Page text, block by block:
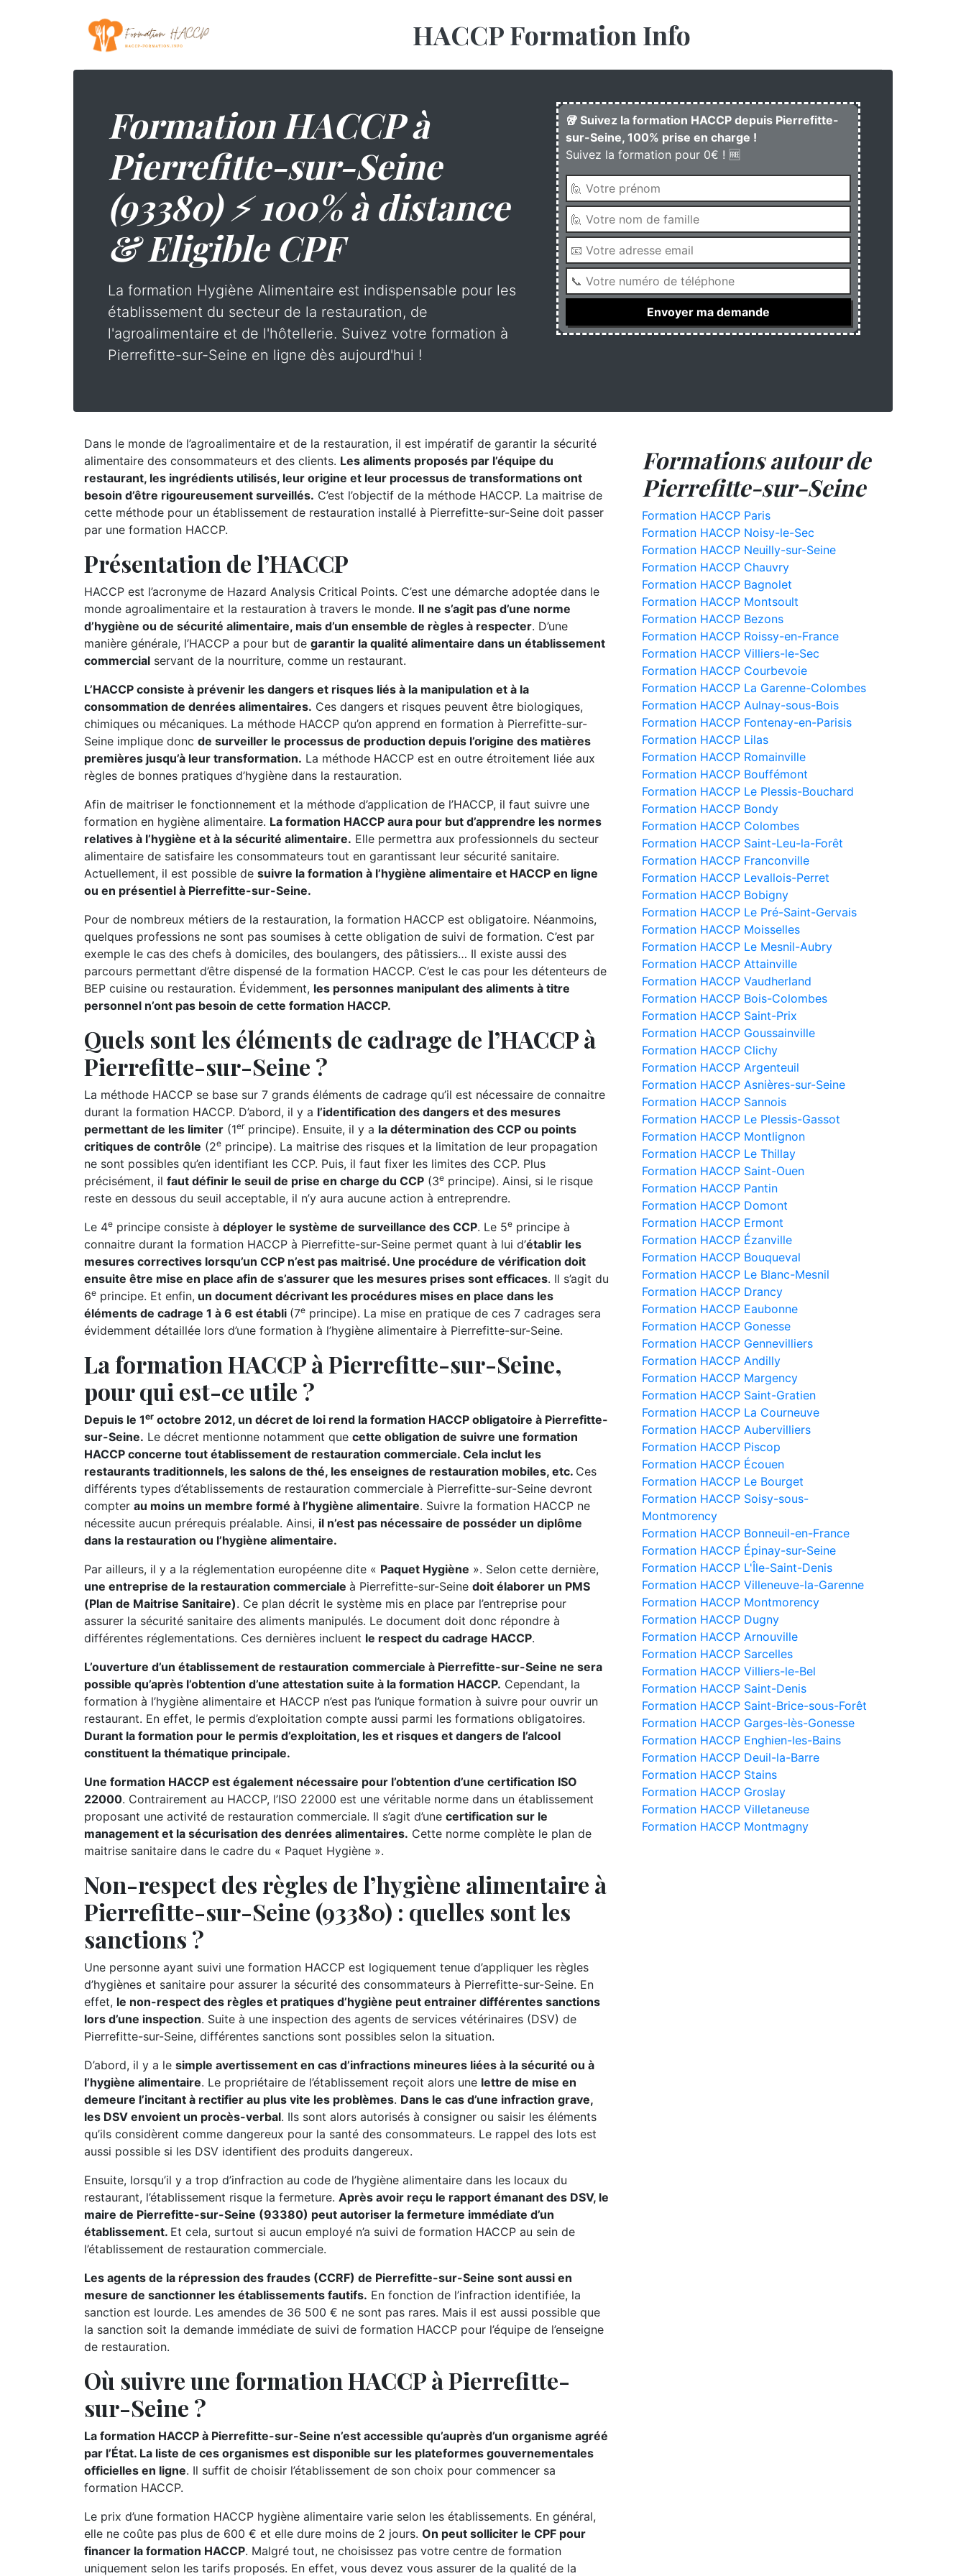
HACCP Formation Info
Formation HACCP à
Pierrefitte-sur-Seine
(93380) ⚡ 100% à distance
& Eligible CPF
La formation Hygiène Alimentaire est indispensable pour les
établissement du secteur de la restauration, de
l'agroalimentaire et de l'hôtellerie. Suivez votre formation à
Pierrefitte-sur-Seine en ligne dès aujourd'hui !
🥡 Suivez la formation HACCP depuis Pierrefitte-
sur-Seine, 100% prise en charge !
Suivez la formation pour 0€ ! 🆓
Dans le monde de l’agroalimentaire et de la restauration, il est impératif de garantir la sécurité
alimentaire des consommateurs et des clients. Les aliments proposés par l’équipe du
restaurant, les ingrédients utilisés, leur origine et leur processus de transformations ont
besoin d’être rigoureusement surveillés. C’est l’objectif de la méthode HACCP. La maitrise de
cette méthode pour un établissement de restauration installé à Pierrefitte-sur-Seine doit passer
par une formation HACCP.
Présentation de l’HACCP
HACCP est l’acronyme de Hazard Analysis Critical Points. C’est une démarche adoptée dans le
monde agroalimentaire et la restauration à travers le monde. Il ne s’agit pas d’une norme
d’hygiène ou de sécurité alimentaire, mais d’un ensemble de règles à respecter. D’une
manière générale, l’HACCP a pour but de garantir la qualité alimentaire dans un établissement
commercial servant de la nourriture, comme un restaurant.
L’HACCP consiste à prévenir les dangers et risques liés à la manipulation et à la
consommation de denrées alimentaires. Ces dangers et risques peuvent être biologiques,
chimiques ou mécaniques. La méthode HACCP qu’on apprend en formation à Pierrefitte-sur-
Seine implique donc de surveiller le processus de production depuis l’origine des matières
premières jusqu’à leur transformation. La méthode HACCP est en outre étroitement liée aux
règles de bonnes pratiques d’hygiène dans la restauration.
Afin de maitriser le fonctionnement et la méthode d’application de l’HACCP, il faut suivre une
formation en hygiène alimentaire. La formation HACCP aura pour but d’apprendre les normes
relatives à l’hygiène et à la sécurité alimentaire. Elle permettra aux professionnels du secteur
alimentaire de satisfaire les consommateurs tout en garantissant leur sécurité sanitaire.
Actuellement, il est possible de suivre la formation à l’hygiène alimentaire et HACCP en ligne
ou en présentiel à Pierrefitte-sur-Seine.
Pour de nombreux métiers de la restauration, la formation HACCP est obligatoire. Néanmoins,
quelques professions ne sont pas soumises à cette obligation de suivi de formation. C’est par
exemple le cas des chefs à domiciles, des boulangers, des pâtissiers… Il existe aussi des
parcours permettant d’être dispensé de la formation HACCP. C’est le cas pour les détenteurs de
BEP cuisine ou restauration. Évidemment, les personnes manipulant des aliments à titre
personnel n’ont pas besoin de cette formation HACCP.
Quels sont les éléments de cadrage de l’HACCP à
Pierrefitte-sur-Seine ?
La méthode HACCP se base sur 7 grands éléments de cadrage qu’il est nécessaire de connaitre
durant la formation HACCP. D’abord, il y a l’identification des dangers et des mesures
permettant de les limiter (1erprincipe). Ensuite, il y a la détermination des CCP ou points
critiques de contrôle (2e principe). La maitrise des risques et la limitation de leur propagation
ne sont possibles qu’en identifiant les CCP. Puis, il faut fixer les limites des CCP. Plus
précisément, il faut définir le seuil de prise en charge du CCP (3e principe). Ainsi, si le risque
reste en dessous du seuil acceptable, il n’y aura aucune action à entreprendre.
Le 4e principe consiste à déployer le système de surveillance des CCP. Le 5e principe à
connaitre durant la formation HACCP à Pierrefitte-sur-Seine permet quant à lui d’établir les
mesures correctives lorsqu’un CCP n’est pas maitrisé. Une procédure de vérification doit
ensuite être mise en place afin de s’assurer que les mesures prises sont efficaces. Il s’agit du
6e principe. Et enfin, un document décrivant les procédures mises en place dans les
éléments de cadrage 1 à 6 est établi (7e principe). La mise en pratique de ces 7 cadrages sera
évidemment détaillée lors d’une formation à l’hygiène alimentaire à Pierrefitte-sur-Seine.
La formation HACCP à Pierrefitte-sur-Seine,
pour qui est-ce utile ?
Depuis le 1er octobre 2012, un décret de loi rend la formation HACCP obligatoire à Pierrefitte-
sur-Seine. Le décret mentionne notamment que cette obligation de suivre une formation
HACCP concerne tout établissement de restauration commerciale. Cela inclut les
restaurants traditionnels, les salons de thé, les enseignes de restauration mobiles, etc. Ces
différents types d’établissements de restauration commerciale à Pierrefitte-sur-Seine devront
compter au moins un membre formé à l’hygiène alimentaire. Suivre la formation HACCP ne
nécessite aucun prérequis préalable. Ainsi, il n’est pas nécessaire de posséder un diplôme
dans la restauration ou l’hygiène alimentaire.
Par ailleurs, il y a la réglementation européenne dite « Paquet Hygiène ». Selon cette dernière,
une entreprise de la restauration commerciale à Pierrefitte-sur-Seine doit élaborer un PMS
(Plan de Maitrise Sanitaire). Ce plan décrit le système mis en place par l’entreprise pour
assurer la sécurité sanitaire des aliments manipulés. Le document doit donc répondre à
différentes réglementations. Ces dernières incluent le respect du cadrage HACCP.
L’ouverture d’un établissement de restauration commerciale à Pierrefitte-sur-Seine ne sera
possible qu’après l’obtention d’une attestation suite à la formation HACCP. Cependant, la
formation à l’hygiène alimentaire et HACCP n’est pas l’unique formation à suivre pour ouvrir un
restaurant. En effet, le permis d’exploitation compte aussi parmi les formations obligatoires.
Durant la formation pour le permis d’exploitation, les et risques et dangers de l’alcool
constituent la thématique principale.
Une formation HACCP est également nécessaire pour l’obtention d’une certification ISO
22000. Contrairement au HACCP, l’ISO 22000 est une véritable norme dans un établissement
proposant une activité de restauration commerciale. Il s’agit d’une certification sur le
management et la sécurisation des denrées alimentaires. Cette norme complète le plan de
maitrise sanitaire dans le cadre du « Paquet Hygiène ».
Non-respect des règles de l’hygiène alimentaire à
Pierrefitte-sur-Seine (93380) : quelles sont les
sanctions ?
Une personne ayant suivi une formation HACCP est logiquement tenue d’appliquer les règles
d’hygiènes et sanitaire pour assurer la sécurité des consommateurs à Pierrefitte-sur-Seine. En
effet, le non-respect des règles et pratiques d’hygiène peut entrainer différentes sanctions
lors d’une inspection. Suite à une inspection des agents de services vétérinaires (DSV) de
Pierrefitte-sur-Seine, différentes sanctions sont possibles selon la situation.
D’abord, il y a le simple avertissement en cas d’infractions mineures liées à la sécurité ou à
l’hygiène alimentaire. Le propriétaire de l’établissement reçoit alors une lettre de mise en
demeure l’incitant à rectifier au plus vite les problèmes. Dans le cas d’une infraction grave,
les DSV envoient un procès-verbal. Ils sont alors autorisés à consigner ou saisir les éléments
qu’ils considèrent comme dangereux pour la santé des consommateurs. Le rappel des lots est
aussi possible si les DSV identifient des produits dangereux.
Ensuite, lorsqu’il y a trop d’infraction au code de l’hygiène alimentaire dans les locaux du
restaurant, l’établissement risque la fermeture. Après avoir reçu le rapport émanant des DSV, le
maire de Pierrefitte-sur-Seine (93380) peut autoriser la fermeture immédiate d’un
établissement. Et cela, surtout si aucun employé n’a suivi de formation HACCP au sein de
l’établissement de restauration commerciale.
Les agents de la répression des fraudes (CCRF) de Pierrefitte-sur-Seine sont aussi en
mesure de sanctionner les établissements fautifs. En fonction de l’infraction identifiée, la
sanction est lourde. Les amendes de 36 500 € ne sont pas rares. Mais il est aussi possible que
la sanction soit la demande immédiate de suivi de formation HACCP pour l’équipe de l’enseigne
de restauration.
Où suivre une formation HACCP à Pierrefitte-
sur-Seine ?
La formation HACCP à Pierrefitte-sur-Seine n’est accessible qu’auprès d’un organisme agréé
par l’État. La liste de ces organismes est disponible sur les plateformes gouvernementales
officielles en ligne. Il suffit de choisir l’établissement de son choix pour commencer sa
formation HACCP.
Le prix d’une formation HACCP hygiène alimentaire varie selon les établissements. En général,
elle ne coûte pas plus de 600 € et elle dure moins de 2 jours. On peut solliciter le CPF pour
financer la formation HACCP. Malgré tout, ne choisissez pas votre centre de formation
uniquement selon les tarifs proposés. En effet, vous devez vous assurer de la qualité de la
Formations autour de
Pierrefitte-sur-Seine
Formation HACCP Paris
Formation HACCP Noisy-le-Sec
Formation HACCP Neuilly-sur-Seine
Formation HACCP Chauvry
Formation HACCP Bagnolet
Formation HACCP Montsoult
Formation HACCP Bezons
Formation HACCP Roissy-en-France
Formation HACCP Villiers-le-Sec
Formation HACCP Courbevoie
Formation HACCP La Garenne-Colombes
Formation HACCP Aulnay-sous-Bois
Formation HACCP Fontenay-en-Parisis
Formation HACCP Lilas
Formation HACCP Romainville
Formation HACCP Bouffémont
Formation HACCP Le Plessis-Bouchard
Formation HACCP Bondy
Formation HACCP Colombes
Formation HACCP Saint-Leu-la-Forêt
Formation HACCP Franconville
Formation HACCP Levallois-Perret
Formation HACCP Bobigny
Formation HACCP Le Pré-Saint-Gervais
Formation HACCP Moisselles
Formation HACCP Le Mesnil-Aubry
Formation HACCP Attainville
Formation HACCP Vaudherland
Formation HACCP Bois-Colombes
Formation HACCP Saint-Prix
Formation HACCP Goussainville
Formation HACCP Clichy
Formation HACCP Argenteuil
Formation HACCP Asnières-sur-Seine
Formation HACCP Sannois
Formation HACCP Le Plessis-Gassot
Formation HACCP Montlignon
Formation HACCP Le Thillay
Formation HACCP Saint-Ouen
Formation HACCP Pantin
Formation HACCP Domont
Formation HACCP Ermont
Formation HACCP Ézanville
Formation HACCP Bouqueval
Formation HACCP Le Blanc-Mesnil
Formation HACCP Drancy
Formation HACCP Eaubonne
Formation HACCP Gonesse
Formation HACCP Gennevilliers
Formation HACCP Andilly
Formation HACCP Margency
Formation HACCP Saint-Gratien
Formation HACCP La Courneuve
Formation HACCP Aubervilliers
Formation HACCP Piscop
Formation HACCP Écouen
Formation HACCP Le Bourget
Formation HACCP Soisy-sous-
Montmorency
Formation HACCP Bonneuil-en-France
Formation HACCP Épinay-sur-Seine
Formation HACCP L'Île-Saint-Denis
Formation HACCP Villeneuve-la-Garenne
Formation HACCP Montmorency
Formation HACCP Dugny
Formation HACCP Arnouville
Formation HACCP Sarcelles
Formation HACCP Villiers-le-Bel
Formation HACCP Saint-Denis
Formation HACCP Saint-Brice-sous-Forêt
Formation HACCP Garges-lès-Gonesse
Formation HACCP Enghien-les-Bains
Formation HACCP Deuil-la-Barre
Formation HACCP Stains
Formation HACCP Groslay
Formation HACCP Villetaneuse
Formation HACCP Montmagny